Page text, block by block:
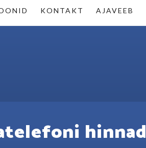
KONTAKT AJAVEEB
hinnad